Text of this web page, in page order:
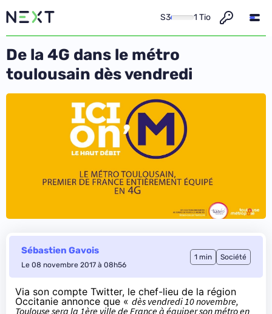
S3 1 Tio
De la 4G dans le métro
toulousain dès vendredi
Sébastien Gavois
Le 08 novembre 2017 à 08h56
1 min Société
Via son compte Twitter, le chef-lieu de la région
Occitanie annonce que « dès vendredi 10 novembre,
Toulouse sera la 1ère ville de France à équiper son métro en